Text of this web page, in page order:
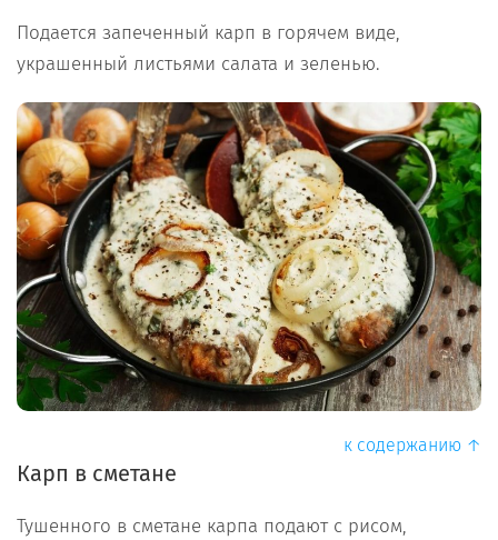
Подается запеченный карп в горячем виде,
украшенный листьями салата и зеленью.
к содержанию ↑
Карп в сметане
Тушенного в сметане карпа подают с рисом,